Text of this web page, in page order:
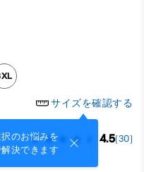
サイズを確認する
のお悩みを
決できます
4.5(30)